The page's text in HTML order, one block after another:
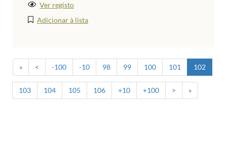
Ver registo
Adicionar à lista
« < -100 -10 98 99 100 101 102
103 104 105 106 +10 +100 > »